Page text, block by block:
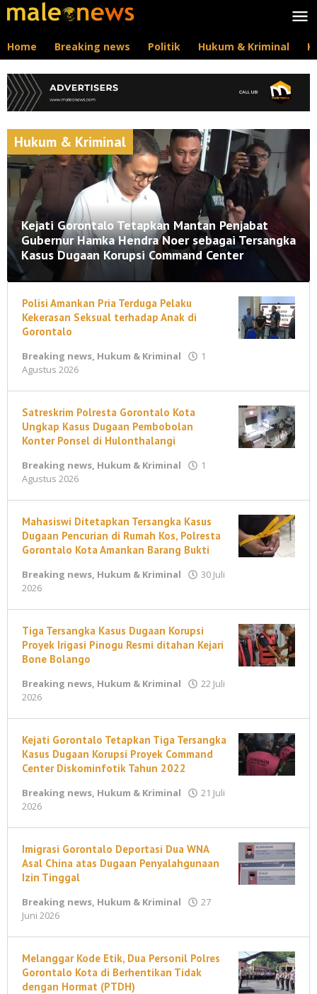
Lewati
ke
Home Breaking news Politik Hukum & Kriminal
Kejati Gorontalo Tetapkan Mantan Penjabat
Gubernur Hamka Hendra Noer sebagai Tersangka
Kasus Dugaan Korupsi Command Center
news,
Hukum
oleh
maleonews.com
Hukum & Kriminal
Polisi Amankan Pria Terduga Pelaku
Kekerasan Seksual terhadap Anak di
Gorontalo
Breaking news, Hukum & Kriminal
1
Agustus 2026
Satreskrim Polresta Gorontalo Kota
Ungkap Kasus Dugaan Pembobolan
Konter Ponsel di Hulonthalangi
Breaking news, Hukum & Kriminal
1
Agustus 2026
Mahasiswi Ditetapkan Tersangka Kasus
Dugaan Pencurian di Rumah Kos, Polresta
Gorontalo Kota Amankan Barang Bukti
Breaking news, Hukum & Kriminal
30 Juli
2026
Tiga Tersangka Kasus Dugaan Korupsi
Proyek Irigasi Pinogu Resmi ditahan Kejari
Bone Bolango
Breaking news, Hukum & Kriminal
22 Juli
2026
Kejati Gorontalo Tetapkan Tiga Tersangka
Kasus Dugaan Korupsi Proyek Command
Center Diskominfotik Tahun 2022
Breaking news, Hukum & Kriminal
21 Juli
2026
Imigrasi Gorontalo Deportasi Dua WNA
Asal China atas Dugaan Penyalahgunaan
Izin Tinggal
Breaking news, Hukum & Kriminal
27
Juni 2026
Melanggar Kode Etik, Dua Personil Polres
Gorontalo Kota di Berhentikan Tidak
dengan Hormat (PTDH)